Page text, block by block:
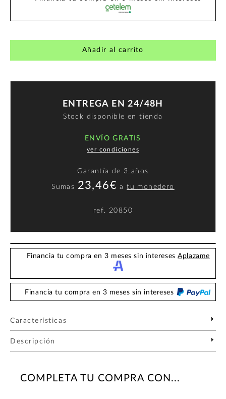
Añadir al carrito
ENTREGA EN 24/48H
Stock disponible en tienda
ENVÍO GRATIS
ver condiciones
Garantía de 3 años
Sumas 23,46€ atu monedero
ref. 20850
Financia tu compra en 3 meses sin interesesAplazame
Financia tu compra en 3 meses sin intereses
Características
Descripción
COMPLETA TU COMPRA CON...